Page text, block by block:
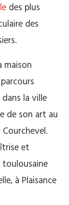
des plus
des
maison
la ville
de son art au
et
à Plaisance